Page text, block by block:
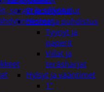
Erikoistyökalut
Hionta ja puhdistus
Tyynyt ja
paperit
Viilat ja
teräsharjat
Hylsyt ja vääntimet
1"
sprayt ja silikonit